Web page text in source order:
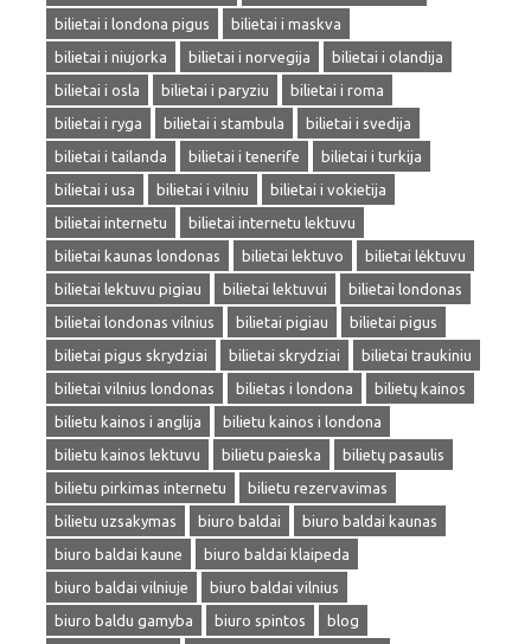
bilietai i londona pigus
bilietai i maskva
bilietai i niujorka
bilietai i norvegija
bilietai i olandija
bilietai i osla
bilietai i paryziu
bilietai i roma
bilietai i ryga
bilietai i stambula
bilietai i svedija
bilietai i tailanda
bilietai i tenerife
bilietai i turkija
bilietai i usa
bilietai i vilniu
bilietai i vokietija
bilietai internetu
bilietai internetu lektuvu
bilietai kaunas londonas
bilietai lektuvo
bilietai lėktuvu
bilietai lektuvu pigiau
bilietai lektuvui
bilietai londonas
bilietai londonas vilnius
bilietai pigiau
bilietai pigus
bilietai pigus skrydziai
bilietai skrydziai
bilietai traukiniu
bilietai vilnius londonas
bilietas i londona
bilietų kainos
bilietu kainos i anglija
bilietu kainos i londona
bilietu kainos lektuvu
bilietu paieska
bilietų pasaulis
bilietu pirkimas internetu
bilietu rezervavimas
bilietu uzsakymas
biuro baldai
biuro baldai kaunas
biuro baldai kaune
biuro baldai klaipeda
biuro baldai vilniuje
biuro baldai vilnius
biuro baldu gamyba
biuro spintos
blog